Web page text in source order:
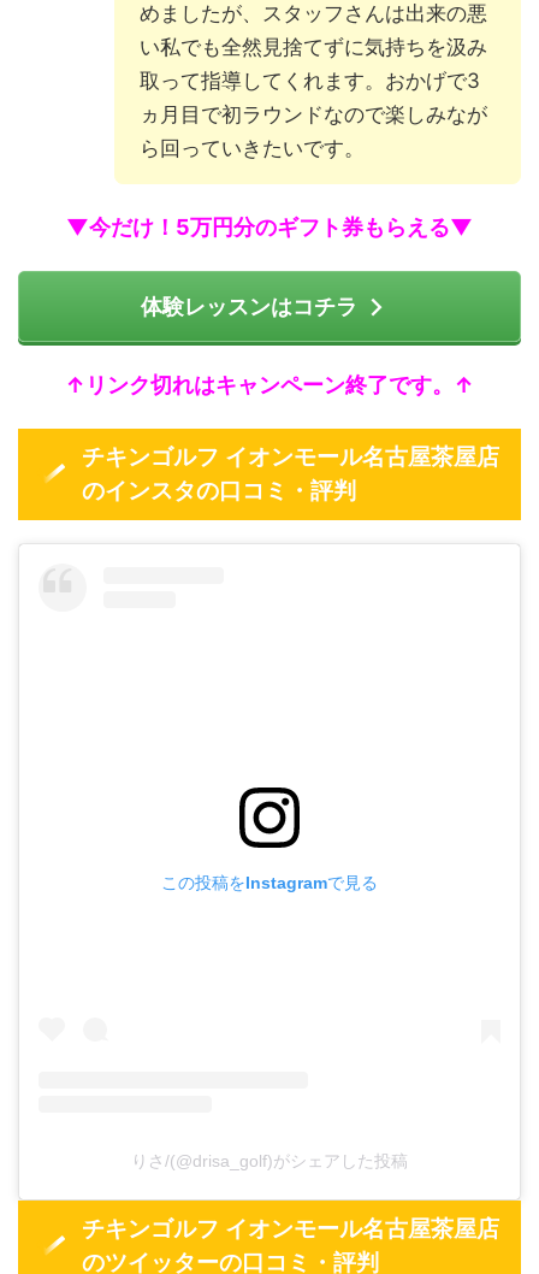
めましたが、スタッフさんは出来の悪
い私でも全然見捨てずに気持ちを汲み
取って指導してくれます。おかげで3
ヵ月目で初ラウンドなので楽しみなが
ら回っていきたいです。
▼今だけ！5万円分のギフト券もらえる▼
体験レッスンはコチラ
↑リンク切れはキャンペーン終了です。↑
チキンゴルフ イオンモール名古屋茶屋店
のインスタの口コミ・評判
この投稿をInstagramで見る
りさ/(@drisa_golf)がシェアした投稿
チキンゴルフ イオンモール名古屋茶屋店
のツイッターの口コミ・評判